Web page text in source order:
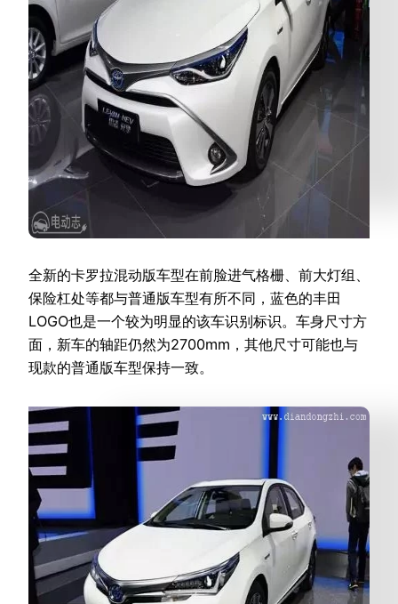
全新的卡罗拉混动版车型在前脸进气格栅、前大灯组、
保险杠处等都与普通版车型有所不同，蓝色的丰田
LOGO也是一个较为明显的该车识别标识。车身尺寸方
面，新车的轴距仍然为2700mm，其他尺寸可能也与
现款的普通版车型保持一致。